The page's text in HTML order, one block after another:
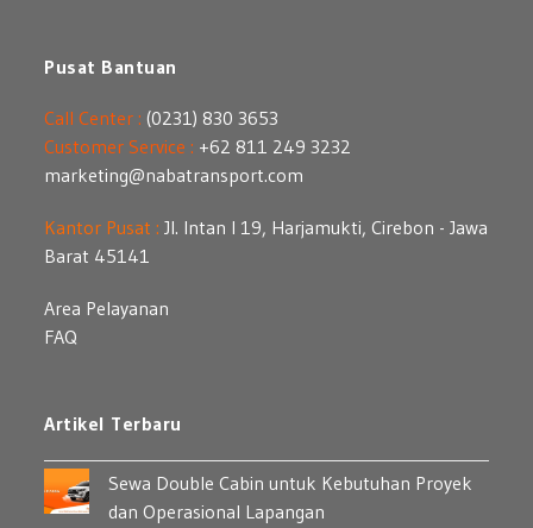
Pusat Bantuan
Call Center : (0231) 830 3653
Customer Service : +62 811 249 3232
marketing@nabatransport.com
Kantor Pusat : Jl. Intan I 19, Harjamukti, Cirebon - Jawa
Barat 45141
Area Pelayanan
FAQ
Artikel Terbaru
Sewa Double Cabin untuk Kebutuhan Proyek
dan Operasional Lapangan